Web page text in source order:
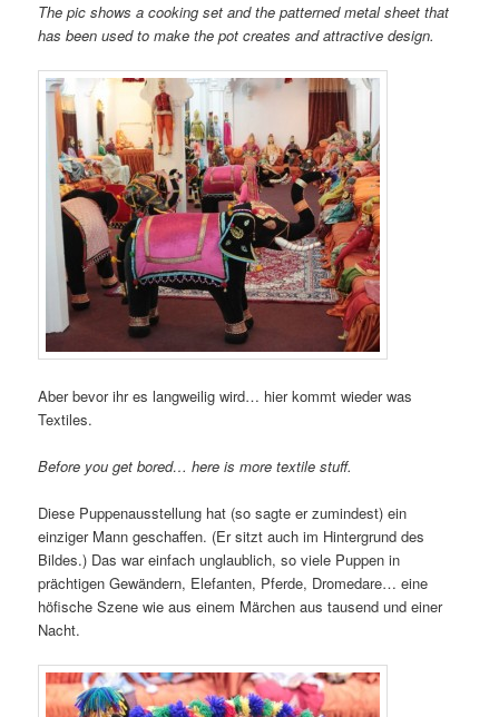
The pic shows a cooking set and the patterned metal sheet that
has been used to make the pot creates and attractive design.
Aber bevor ihr es langweilig wird… hier kommt wieder was
Textiles.
Before you get bored… here is more textile stuff.
Diese Puppenausstellung hat (so sagte er zumindest) ein
einziger Mann geschaffen. (Er sitzt auch im Hintergrund des
Bildes.) Das war einfach unglaublich, so viele Puppen in
prächtigen Gewändern, Elefanten, Pferde, Dromedare… eine
höfische Szene wie aus einem Märchen aus tausend und einer
Nacht.